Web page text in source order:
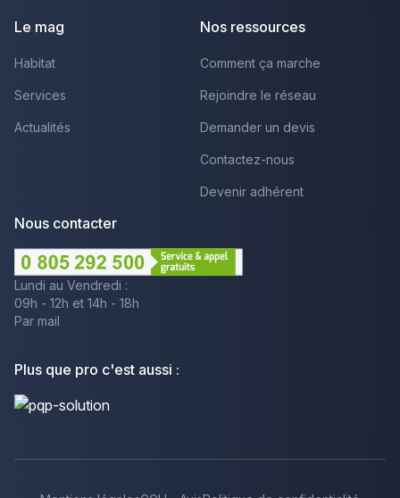
Le mag
Habitat
Services
Actualités
Nos ressources
Comment ça marche
Rejoindre le réseau
Demander un devis
Contactez-nous
Devenir adhérent
Nous contacter
Lundi au Vendredi :
09h - 12h et 14h - 18h
Par mail
Plus que pro c'est aussi :